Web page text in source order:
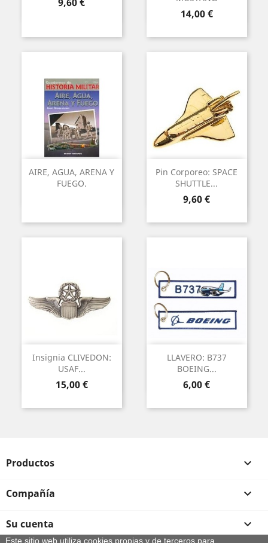
Precio
14,00 €
AIRE, AGUA, ARENA Y
FUEGO.
Pin Corporeo: SPACE
SHUTTLE...
Precio
9,60 €
Insignia CLIVEDON:
USAF...
Precio
15,00 €
LLAVERO: B737
BOEING...
Precio
6,00 €
Productos 
Compañía 
Su cuenta 
Este sitio web utiliza cookies propias y de terceros para